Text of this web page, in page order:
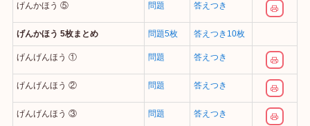
げんかほう ⑤ 問題 答えつき
げんかほう 5枚まとめ 問題5枚 答えつき10枚
げんげんほう ① 問題 答えつき
げんげんほう ② 問題 答えつき
げんげんほう ③ 問題 答えつき